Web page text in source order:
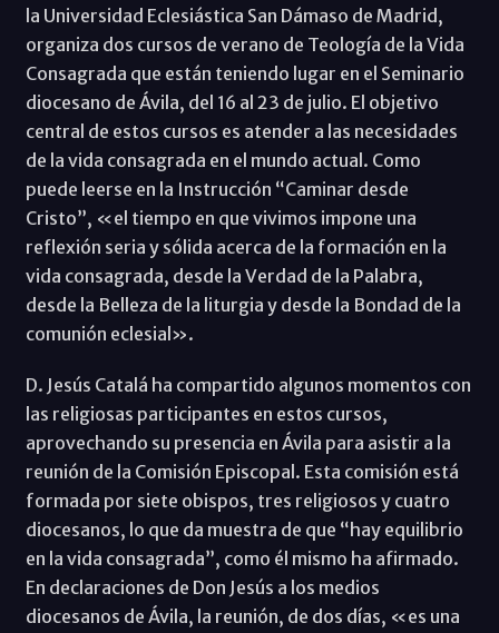
la Universidad Eclesiástica San Dámaso de Madrid,
organiza dos cursos de verano de Teología de la Vida
Consagrada que están teniendo lugar en el Seminario
diocesano de Ávila, del 16 al 23 de julio. El objetivo
central de estos cursos es atender a las necesidades
de la vida consagrada en el mundo actual. Como
puede leerse en la Instrucción “Caminar desde
Cristo”, «el tiempo en que vivimos impone una
reflexión seria y sólida acerca de la formación en la
vida consagrada, desde la Verdad de la Palabra,
desde la Belleza de la liturgia y desde la Bondad de la
comunión eclesial».
D. Jesús Catalá ha compartido algunos momentos con
las religiosas participantes en estos cursos,
aprovechando su presencia en Ávila para asistir a la
reunión de la Comisión Episcopal. Esta comisión está
formada por siete obispos, tres religiosos y cuatro
diocesanos, lo que da muestra de que “hay equilibrio
en la vida consagrada”, como él mismo ha afirmado.
En declaraciones de Don Jesús a los medios
diocesanos de Ávila, la reunión, de dos días, «es una